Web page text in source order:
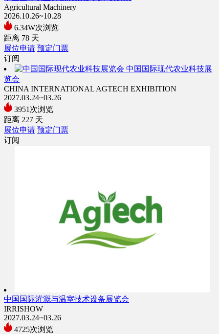
Agricultural Machinery
2026.10.26~10.28
6.34W次浏览
距离 78 天
展位申请 预定门票
订阅
中国国际现代农业科技展
览会
CHINA INTERNATIONAL AGTECH EXHIBITION
2027.03.24~03.26
3951次浏览
距离 227 天
展位申请 预定门票
订阅
中国国际灌溉与温室技术设备展览会
IRRISHOW
2027.03.24~03.26
4725次浏览